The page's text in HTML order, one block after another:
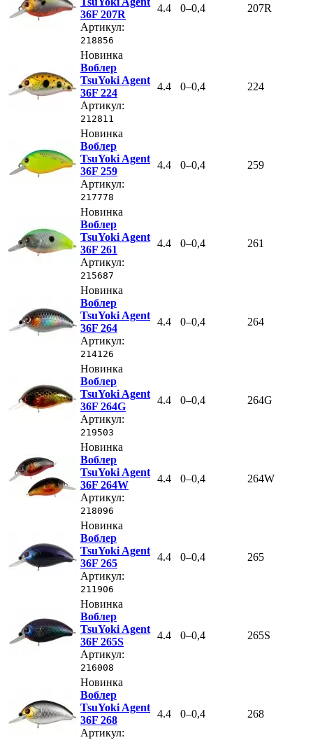
36F 207R
Артикул:
218856
4.4 0–0,4 207R
Новинка
Воблер
TsuYoki Agent
36F 224
Артикул:
212811
4.4 0–0,4 224
Новинка
Воблер
TsuYoki Agent
36F 259
Артикул:
217778
4.4 0–0,4 259
Новинка
Воблер
TsuYoki Agent
36F 261
Артикул:
215687
4.4 0–0,4 261
Новинка
Воблер
TsuYoki Agent
36F 264
Артикул:
214126
4.4 0–0,4 264
Новинка
Воблер
TsuYoki Agent
36F 264G
Артикул:
219503
4.4 0–0,4 264G
Новинка
Воблер
TsuYoki Agent
36F 264W
Артикул:
218096
4.4 0–0,4 264W
Новинка
Воблер
TsuYoki Agent
36F 265
Артикул:
211906
4.4 0–0,4 265
Новинка
Воблер
TsuYoki Agent
36F 265S
Артикул:
216008
4.4 0–0,4 265S
Новинка
Воблер
TsuYoki Agent
36F 268
Артикул:
4.4 0–0,4 268